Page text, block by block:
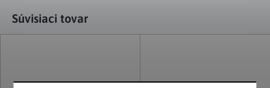
Súvisiaci tovar